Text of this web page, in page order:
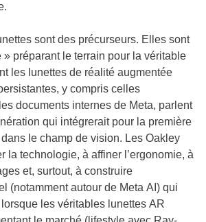
sont des précurseurs. Elles sont
» préparant le terrain pour la véritable
les lunettes de réalité augmentée
y compris celles
documents internes de Meta, parlent
qui intégrerait pour la première
le champ de vision. Les Oakley
la technologie, à affiner l’ergonomie, à
et, surtout, à construire
(notamment autour de Meta AI) qui
les véritables lunettes AR